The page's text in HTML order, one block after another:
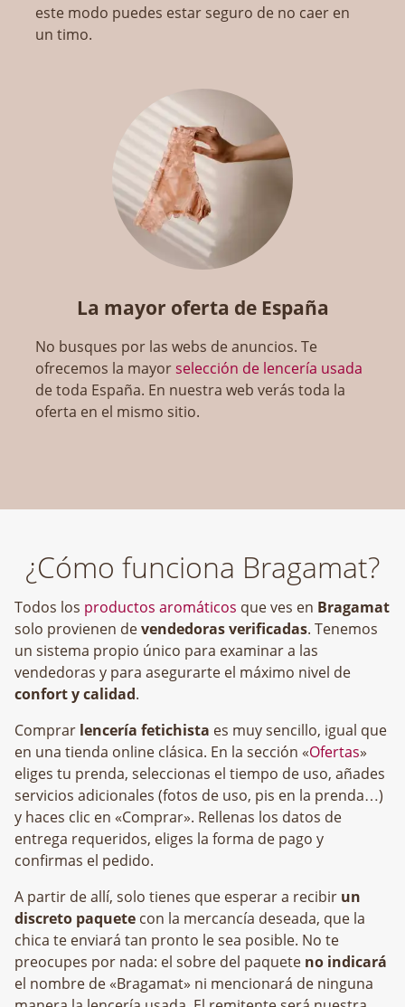
este modo puedes estar seguro de no caer en
un timo.
La mayor oferta de España
No busques por las webs de anuncios. Te
ofrecemos la mayorselección de lencería usada
de toda España. En nuestra web verás toda la
oferta en el mismo sitio.
¿Cómo funciona Bragamat?
Todos los productos aromáticos que ves en Bragamat
solo provienen devendedoras verificadas. Tenemos
un sistema propio único para examinar a las
vendedoras y para asegurarte el máximo nivel de
confort y calidad.
Comprar lencería fetichista es muy sencillo, igual que
en una tienda online clásica. En la sección «Ofertas»
eliges tu prenda, seleccionas el tiempo de uso, añades
servicios adicionales (fotos de uso, pis en la prenda…)
y haces clic en «Comprar». Rellenas los datos de
entrega requeridos, eliges la forma de pago y
confirmas el pedido.
A partir de allí, solo tienes que esperar a recibir un
discreto paquete con la mercancía deseada, que la
chica te enviará tan pronto le sea posible. No te
preocupes por nada: el sobre del paquete no indicará
el nombre de «Bragamat» ni mencionará de ninguna